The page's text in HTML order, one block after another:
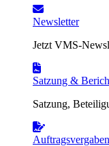
Newsletter
Jetzt VMS-
Satzung &
Satzung,
Auftragsvergaben